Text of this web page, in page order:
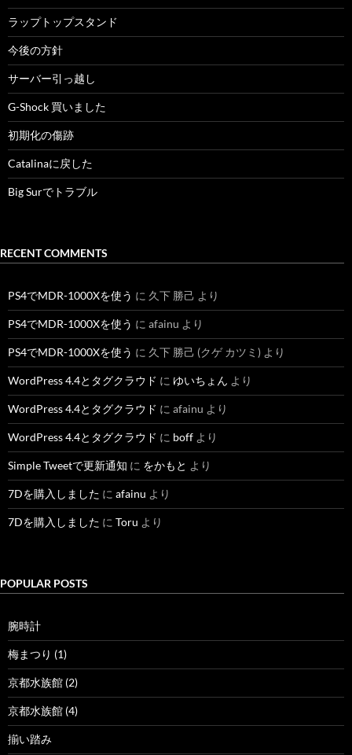
ラップトップスタンド
今後の方針
サーバー引っ越し
G-Shock 買いました
初期化の傷跡
Catalinaに戻した
Big Surでトラブル
RECENT COMMENTS
PS4でMDR-1000Xを使う に 久下 勝己 より
PS4でMDR-1000Xを使う に afainu より
PS4でMDR-1000Xを使う に 久下 勝己 (クゲ カツミ) より
WordPress 4.4とタグクラウド に ゆいちょん より
WordPress 4.4とタグクラウド に afainu より
WordPress 4.4とタグクラウド に boff より
Simple Tweetで更新通知 に をかもと より
7Dを購入しました に afainu より
7Dを購入しました に Toru より
POPULAR POSTS
腕時計
梅まつり (1)
京都水族館 (2)
京都水族館 (4)
揃い踏み